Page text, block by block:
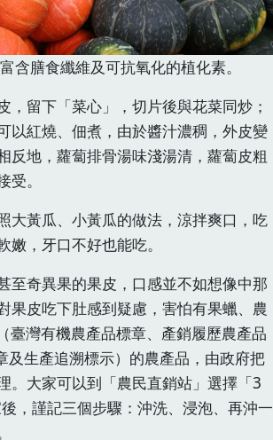
含膳食纖維及可抗氧化的植化素。
，留下「菜心」，切片後與花菜同炒；
以紅燒、佃煮，由於醬汁濃稠，外皮變
反地，蘿蔔排骨湯味淺湯清，蘿蔔皮粗
。
大黃瓜、小黃瓜的做法，涼拌爽口，吃
，牙口不好也能吃。
至奇異果的果皮，口感並不如想像中那
果皮吃下肚感到疑慮，害怕有果蠟、農
臺灣有機農產品標章、產銷履歷農產品
及生產追溯標示）的農產品，由政府把
。大家可以到「農民直銷站」選擇「3
，謹記三個步驟：沖洗、浸泡、再沖一